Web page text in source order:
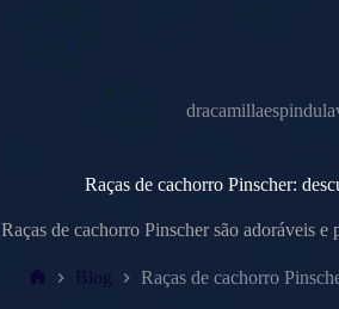
Raças de cachorro Pinscher:
Raças de cachorro Pinscher são adoráveis
Blog Raças de cachorro